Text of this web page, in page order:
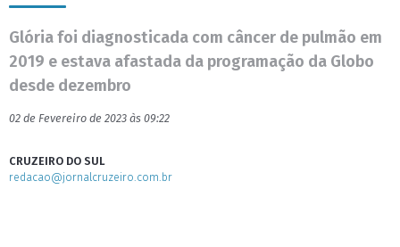
Glória foi diagnosticada com câncer de pulmão em
2019 e estava afastada da programação da Globo
desde dezembro
02 de Fevereiro de 2023 às 09:22
CRUZEIRO DO SUL
redacao@jornalcruzeiro.com.br